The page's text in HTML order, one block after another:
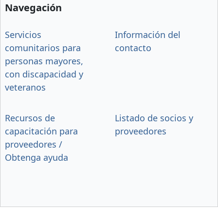
Navegación
Servicios
comunitarios para
personas mayores,
con discapacidad y
veteranos
Información del
contacto
Recursos de
capacitación para
proveedores /
Obtenga ayuda
Listado de socios y
proveedores